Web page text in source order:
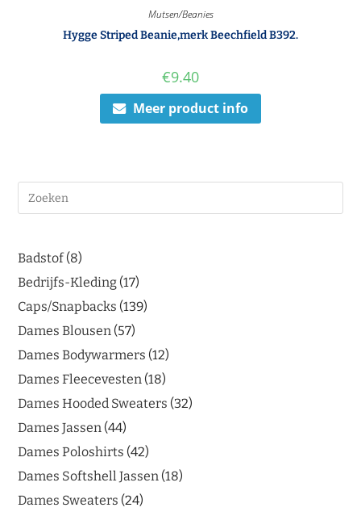
Mutsen/Beanies
Hygge Striped Beanie,merk Beechfield B392.
€9.40
Meer product info
Badstof 8
Bedrijfs-Kleding 17
Caps/Snapbacks 139
Dames Blousen 57
Dames Bodywarmers 12
Dames Fleecevesten 18
Dames Hooded Sweaters 32
Dames Jassen 44
Dames Poloshirts 42
Dames Softshell Jassen 18
Dames Sweaters 24